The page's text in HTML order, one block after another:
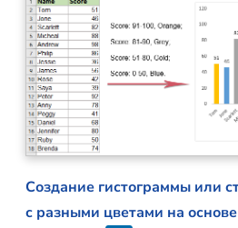
Создание гистограммы или
с разными цветами на